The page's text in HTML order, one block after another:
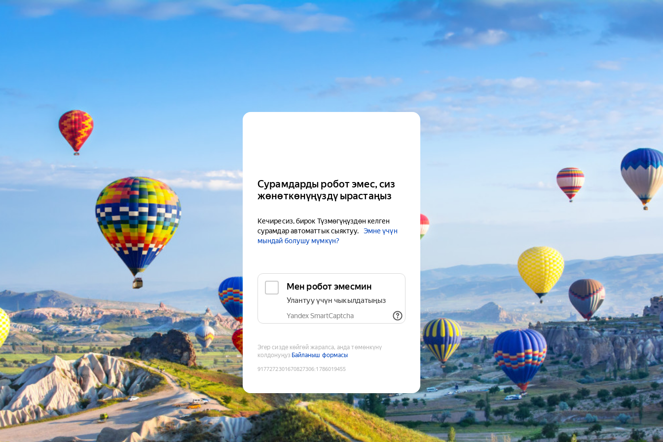
Сурамдарды робот эмес, сиз
жөнөткөнүңүздү ырастаңыз
Кечиресиз, бирок Түзмөгүңүздөн келген
сурамдар автоматтык сыяктуу.
Эмне үчүн
мындай болушу мүмкүн?
Мен робот эмесмин
Улантуу үчүн чыкылдатыңыз
Yandex SmartCaptcha
Эгер сизде көйгөй жаралса, анда төмөнкүнү
колдонуңуз Байланыш формасы
9177272301670827306:1786019455